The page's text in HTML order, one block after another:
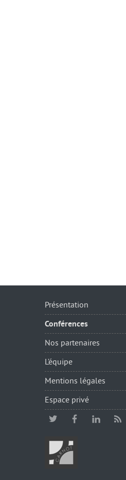
Présentation
Conférences
Nos partenaires
L’équipe
Mentions légales
Espace privé